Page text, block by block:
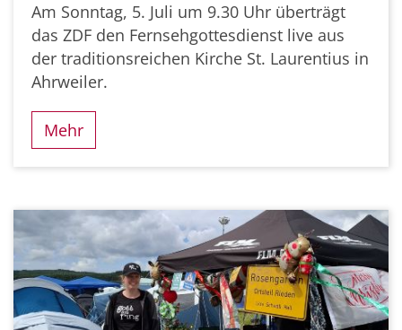
Am Sonntag, 5. Juli um 9.30 Uhr überträgt
das ZDF den Fernsehgottesdienst live aus
der traditionsreichen Kirche St. Laurentius in
Ahrweiler.
Mehr